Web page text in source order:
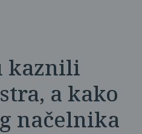
kaznili
a kako
načelnika